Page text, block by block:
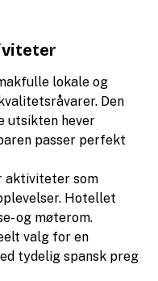
lokale og
Den
utsikten hever
passer perfekt
aktiviteter som
Hotellet
og møterom.
valg for en
tydelig spansk preg